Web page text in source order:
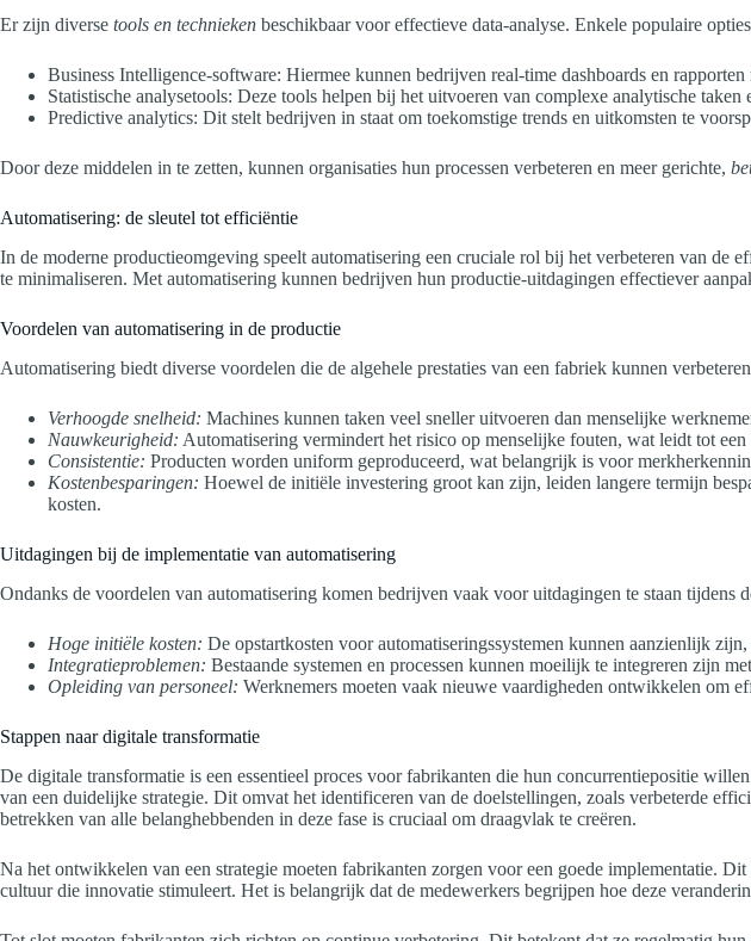
Er zijn diverse tools en technieken beschikbaar voor effectieve data-analyse. Enkele populaire
Business Intelligence-software: Hiermee kunnen bedrijven real-time dashboards en
Statistische analysetools: Deze tools helpen bij het uitvoeren van complexe analytische taken
Predictive analytics: Dit stelt bedrijven in staat om toekomstige trends en uitkomsten te
Door deze middelen in te zetten, kunnen organisaties hun processen verbeteren en meer gerichte,
Automatisering: de sleutel tot efficiëntie
In de moderne productieomgeving speelt automatisering een cruciale rol bij het verbeteren van de
te minimaliseren. Met automatisering kunnen bedrijven hun productie-uitdagingen effectiever
Voordelen van automatisering in de productie
Automatisering biedt diverse voordelen die de algehele prestaties van een fabriek kunnen
Verhoogde snelheid: Machines kunnen taken veel sneller uitvoeren dan menselijke
Nauwkeurigheid: Automatisering vermindert het risico op menselijke fouten, wat leidt tot
Consistentie: Producten worden uniform geproduceerd, wat belangrijk is voor
Kostenbesparingen: Hoewel de initiële investering groot kan zijn, leiden langere termijn
kosten.
Uitdagingen bij de implementatie van automatisering
Ondanks de voordelen van automatisering komen bedrijven vaak voor uitdagingen te staan tijdens
Hoge initiële kosten: De opstartkosten voor automatiseringssystemen kunnen aanzienlijk
Integratieproblemen: Bestaande systemen en processen kunnen moeilijk te integreren zijn
Opleiding van personeel: Werknemers moeten vaak nieuwe vaardigheden ontwikkelen om
Stappen naar digitale transformatie
De digitale transformatie is een essentieel proces voor fabrikanten die hun concurrentiepositie
van een duidelijke strategie. Dit omvat het identificeren van de doelstellingen, zoals verbeterde
betrekken van alle belanghebbenden in deze fase is cruciaal om draagvlak te creëren.
Na het ontwikkelen van een strategie moeten fabrikanten zorgen voor een goede implementatie.
cultuur die innovatie stimuleert. Het is belangrijk dat de medewerkers begrijpen hoe deze